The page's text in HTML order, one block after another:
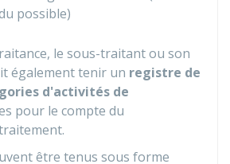
possible)
le sous-traitant ou son
également tenir un registre de
d'activités de
pour le compte du
être tenus sous forme